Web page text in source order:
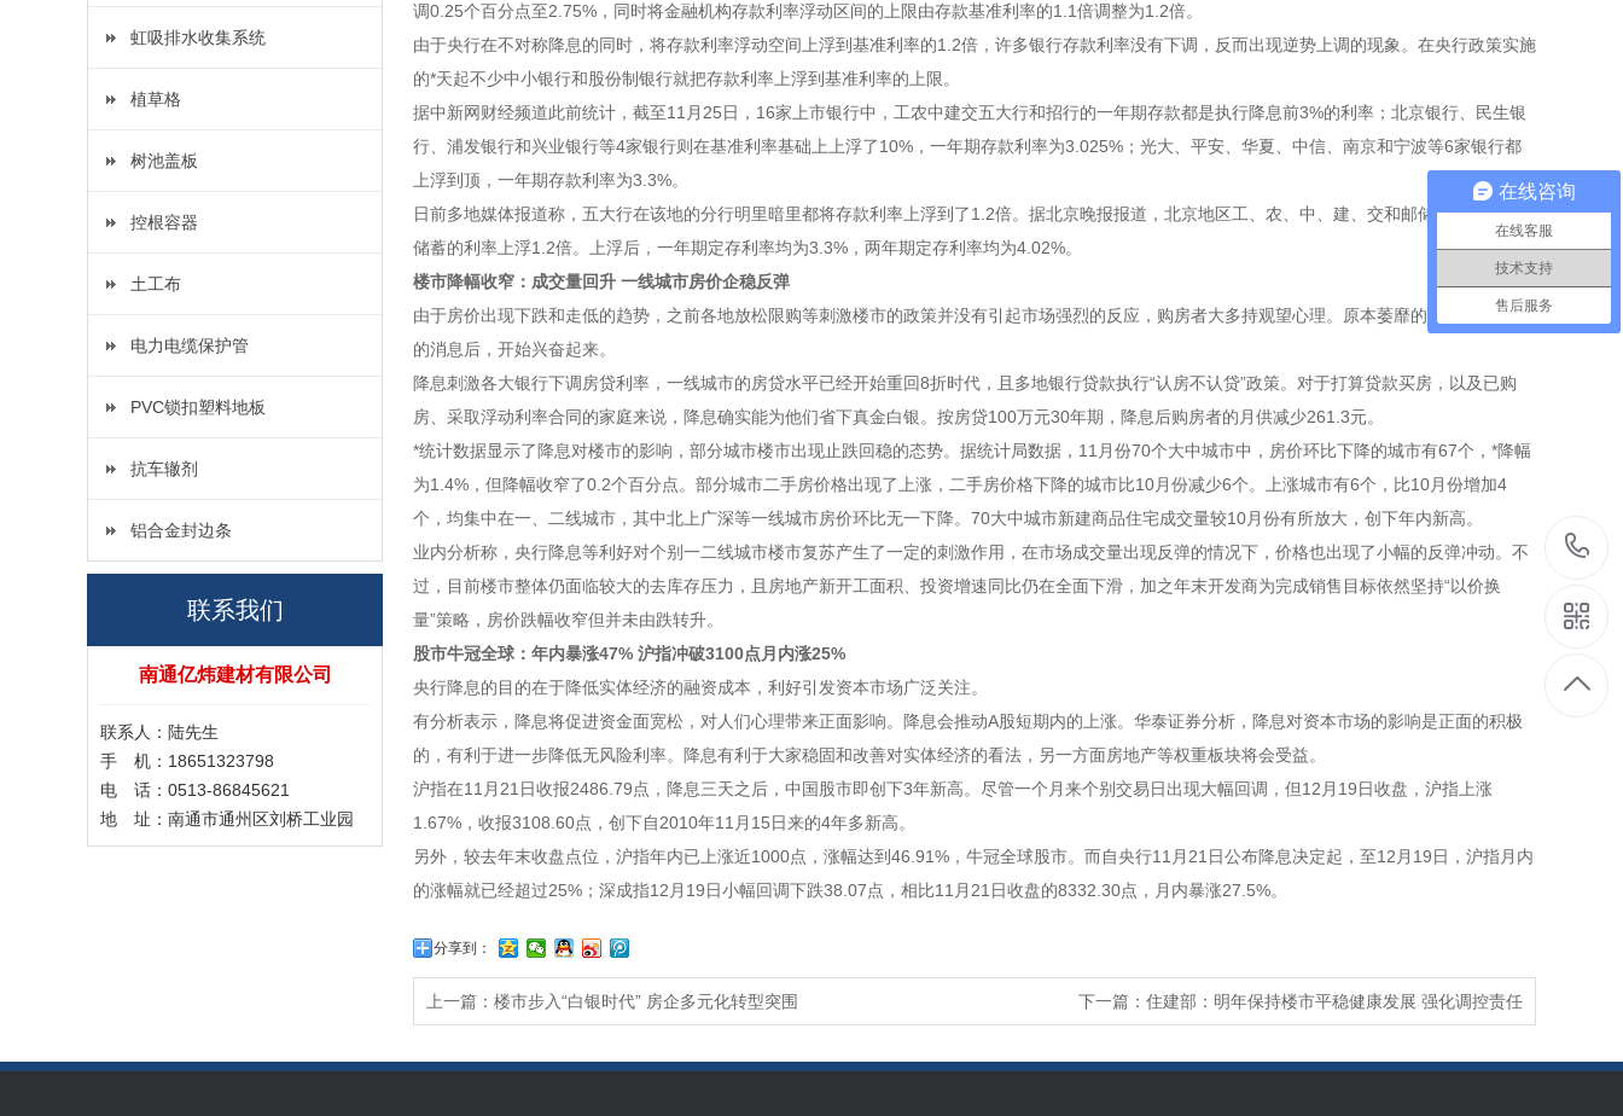
虹吸排水收集系统
植草格
树池盖板
控根容器
土工布
电力电缆保护管
PVC锁扣塑料地板
抗车辙剂
铝合金封边条
联系我们
南通亿炜建材有限公司
联系人：陆先生
手 机：18651323798
电 话：0513-86845621
地 址：南通市通州区刘桥工业园
调0.25个百分点至2.75%，同时将金融机构存款利率浮动区间的上限由存款基准利率的1.1倍调整为1.2倍。
由于央行在不对称降息的同时，将存款利率浮动空间上浮到基准利率的1.2倍，许多银行存款利率没有下调，反而出现逆势上调的现象。在央行政策实施
的*天起不少中小银行和股份制银行就把存款利率上浮到基准利率的上限。
据中新网财经频道此前统计，截至11月25日，16家上市银行中，工农中建交五大行和招行的一年期存款都是执行降息前3%的利率； 北京银行
民生银
行
浦发银行和兴业银行等4家银行则在基准利率基础上上浮了10%，一年期存款利率为3.025%；光大、平安、华夏、中信、南京和宁波等6家银行都
上浮到顶，一年期存款利率为3.3%。
日前多地媒体报道称，五大行在该地的分行明里暗里都将存款利率上浮到了1.2倍。据北京晚报报道，北京地区工、农、中、建、交和邮储银行均将定期
储蓄的利率上浮1.2倍。上浮后，一年期定存利率均为3.3%，两年期定存利率均为4.02%。
楼市降幅收窄：成交量回升 一线城市房价企稳反弹
由于房价出现下跌和走低的趋势，之前各地放松限购等刺激楼市的政策并没有引起市场强烈的反应，购房者大多持观望心理。原本萎靡的楼市听到降息
的消息后，开始兴奋起来。
降息刺激各大银行下调房贷利率，一线城市的房贷水平已经开始重回8折时代，且多地银行贷款执行“认房不认贷”政策。对于打算贷款买房，以及已购
房、采取浮动利率合同的家庭来说，降息确实能为他们省下真金白银。按房贷100万元30年期，降息后购房者的月供减少261.3元。
*统计数据显示了降息对楼市的影响，部分城市楼市出现止跌回稳的态势。据统计局数据，11月份70个大中城市中，房价环比下降的城市有67个，*降幅
为1.4%，但降幅收窄了0.2个百分点。部分城市二手房价格出现了上涨，二手房价格下降的城市比10月份减少6个。上涨城市有6个，比10月份增加4
个，均集中在一、二线城市，其中北上广深等一线城市房价环比无一下降。70大中城市新建商品住宅成交量较10月份有所放大，创下年内新高。
业内分析称，央行降息等利好对个别一二线城市楼市复苏产生了一定的刺激作用，在市场成交量出现反弹的情况下，价格也出现了小幅的反弹冲动。不
过，目前楼市整体仍面临较大的去库存压力，且房地产新开工面积、投资增速同比仍在全面下滑，加之年末开发商为完成销售目标依然坚持“以价换
量”策略，房价跌幅收窄但并未由跌转升。
股市牛冠全球：年内暴涨47% 沪指冲破3100点月内涨25%
央行降息的目的在于降低实体经济的融资成本，利好引发资本市场广泛关注。
有分析表示，降息将促进资金面宽松，对人们心理带来正面影响。降息会推动A股短期内的上涨。 华泰证券分析，降息对资本市场的影响是正面的积极
的，有利于进一步降低无风险利率。降息有利于大家稳固和改善对实体经济的看法，另一方面房地产等权重板块将会受益。
沪指在11月21日收报2486.79点，降息三天之后，中国股市即创下3年新高。尽管一个月来个别交易日出现大幅回调，但12月19日收盘，沪指上涨
1.67%，收报3108.60点，创下自2010年11月15日来的4年多新高。
另外，较去年末收盘点位，沪指年内已上涨近1000点，涨幅达到46.91%，牛冠全球股市。而自央行11月21日公布降息决定起，至12月19日，沪指月内
的涨幅就已经超过25%；深成指12月19日小幅回调下跌38.07点，相比11月21日收盘的8332.30点，月内暴涨27.5%。
分享到：
上一篇： 楼市步入“白银时代” 房企多元化转型突围 下一篇： 住建部：明年保持楼市平稳健康发展 强化调控责任
在线咨询
在线客服
技术支持
售后服务